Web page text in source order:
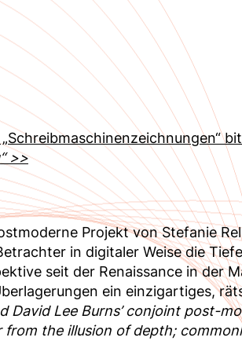
>>
Projekt von Stefanie
in digitaler Weise die
seit der Renaissance in der
ein einzigartiges,
David Lee Burns’ conjoint
the illusion of depth;